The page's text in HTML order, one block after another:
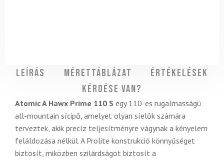
Leírás Mérettáblázat
Értékelések
Kérdése van?
Atomic A Hawx Prime 110 S egy 110-es rugalmasságú
all-mountain sícipő, amelyet olyan síelők számára
terveztek, akik precíz teljesítményre vágynak a kényelem
feláldozása nélkül. A Prolite konstrukció könnyűséget
biztosít, miközben szilárdságot biztosít a